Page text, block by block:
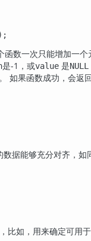
函数一次只能增加一
是-1，或value 是NULL
如果函数成功，会返回
数据能够充分对齐，如
比如，用来确定可用于